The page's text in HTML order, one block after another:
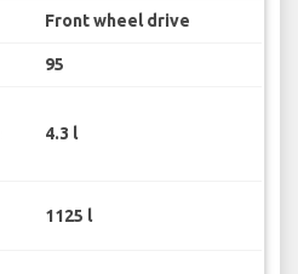
Front wheel drive
95
4.3 l
1125 l